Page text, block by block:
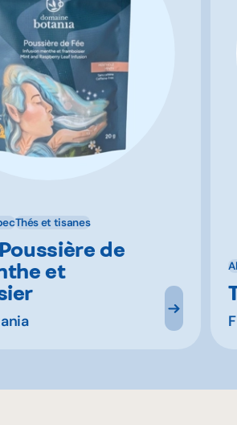
Thés et tisanes
de
et